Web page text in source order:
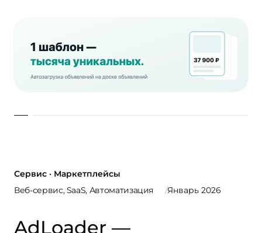
Сервис · Маркетплейсы
Веб-сервис, SaaS, Автоматизация
Январь 2026
AdLoader —